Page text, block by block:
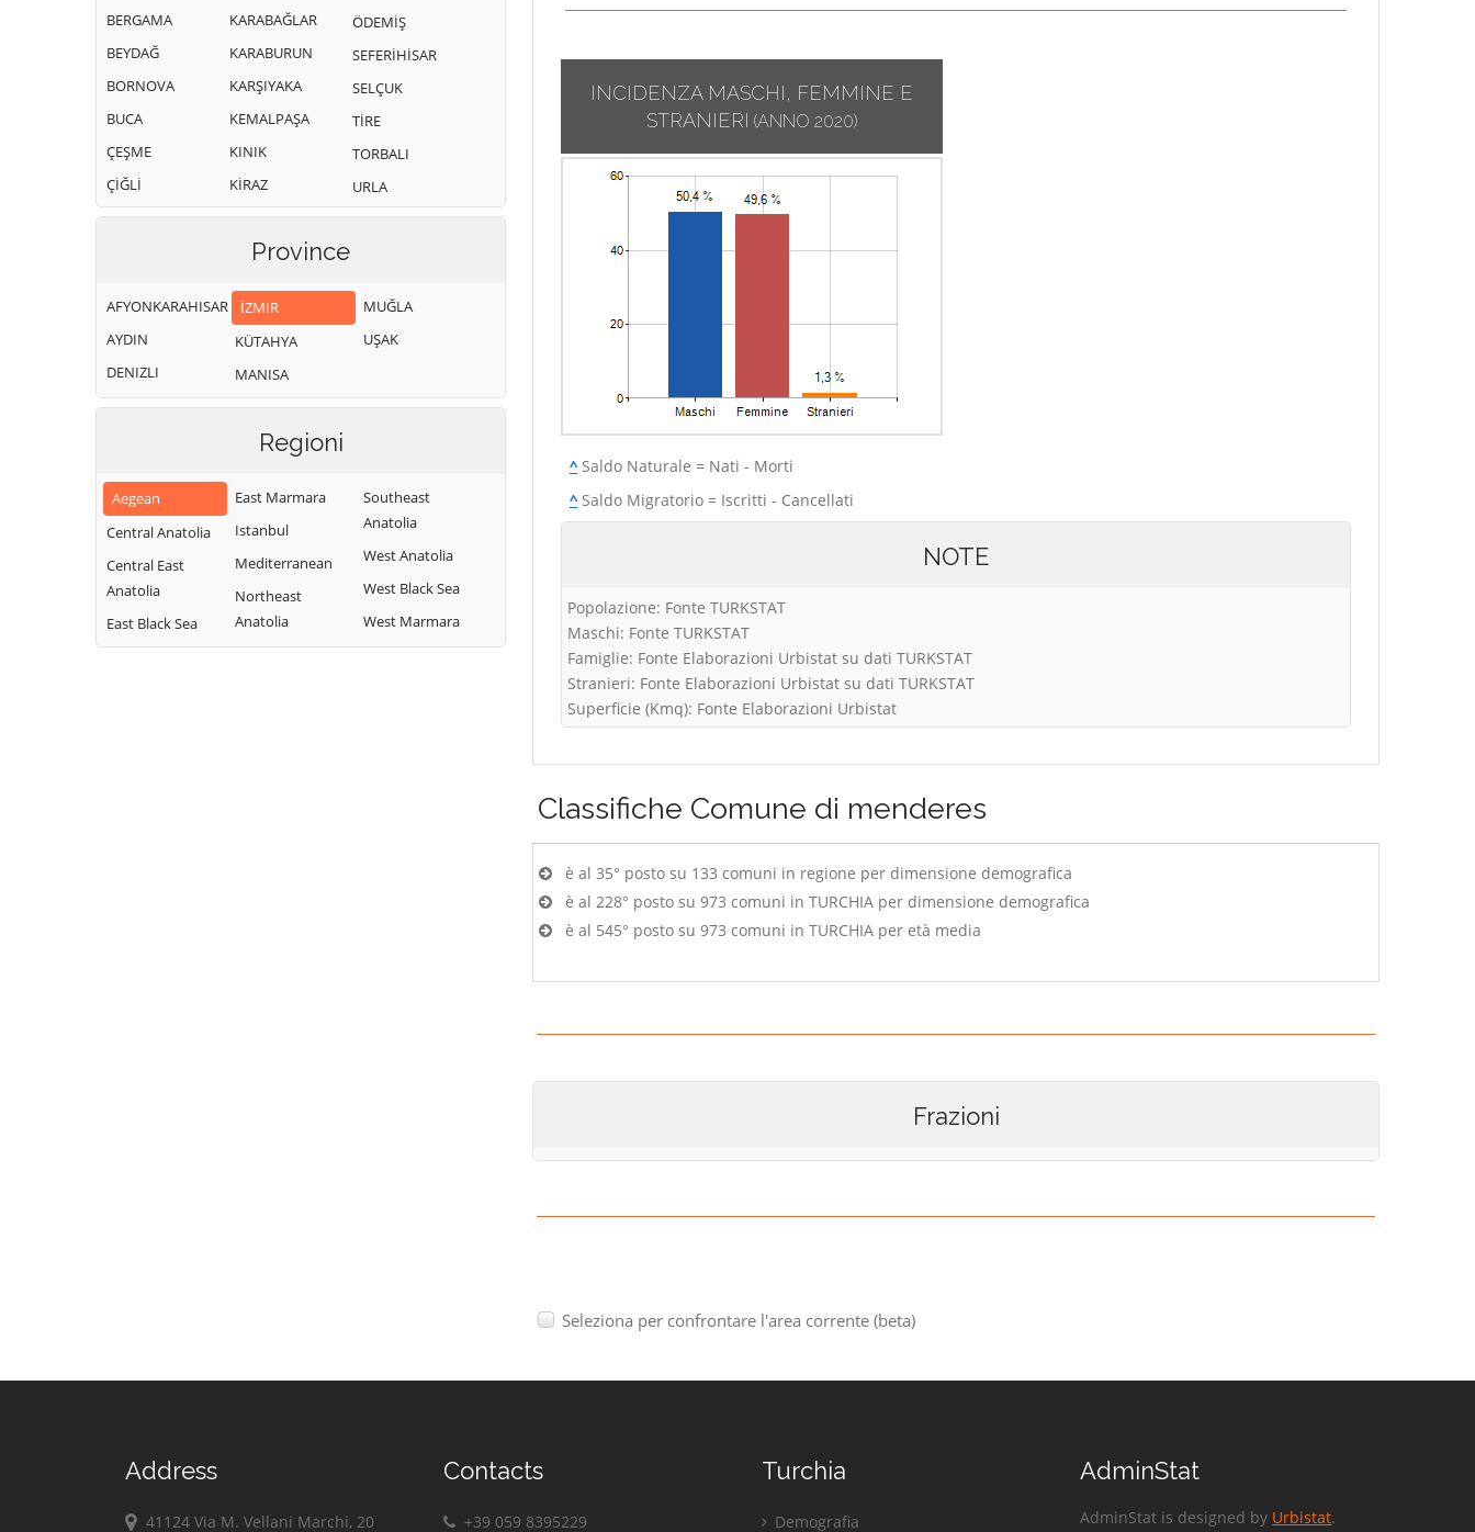
BERGAMA
BEYDAĞ
BORNOVA
BUCA
ÇEŞME
ÇİĞLİ
KARABAĞLAR
KARABURUN
KARŞIYAKA
KEMALPAŞA
KINIK
KİRAZ
ÖDEMİŞ
SEFERİHİSAR
SELÇUK
TİRE
TORBALI
URLA
Province
AFYONKARAHISAR
AYDIN
DENIZLI
İZMIR
KÜTAHYA
MANISA
MUĞLA
UŞAK
Regioni
Aegean
Central Anatolia
Central East
Anatolia
East Black Sea
East Marmara
Istanbul
Mediterranean
Northeast
Anatolia
Southeast
Anatolia
West Anatolia
West Black Sea
West Marmara
INCIDENZA MASCHI, FEMMINE E
STRANIERI (ANNO 2020)
^Saldo Naturale = Nati - Morti
^Saldo Migratorio = Iscritti - Cancellati
NOTE
Popolazione: Fonte TURKSTAT
Maschi: Fonte TURKSTAT
Famiglie: Fonte Elaborazioni Urbistat su dati TURKSTAT
Stranieri: Fonte Elaborazioni Urbistat su dati TURKSTAT
Superficie (Kmq): Fonte Elaborazioni Urbistat
Classifiche Comune di menderes
è al 35° posto su 133 comuni in regione per dimensione demografica
è al 228° posto su 973 comuni in TURCHIA per dimensione demografica
è al 545° posto su 973 comuni in TURCHIA per età media
Frazioni
Seleziona per confrontare l'area corrente (beta)
Address
41124 Via M. Vellani Marchi, 20
Contacts
+39 059 8395229
Turchia
Demografia
AdminStat
AdminStat is designed by Urbistat.